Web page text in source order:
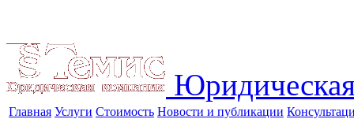
Главная Услуги Стоимость Новости и публикации